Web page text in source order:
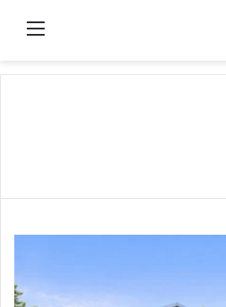
منو